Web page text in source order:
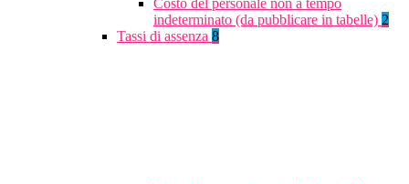
Costo del personale non a tempo
indeterminato (da pubblicare in tabelle) 2
Tassi di assenza 8